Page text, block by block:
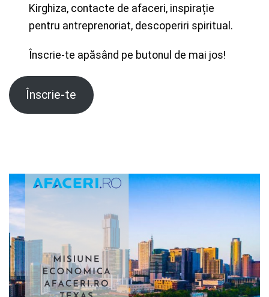
Kirghiza, contacte de afaceri, inspirație
pentru antreprenoriat, descoperiri spiritual.
Înscrie-te apăsând pe butonul de mai jos!
Înscrie-te